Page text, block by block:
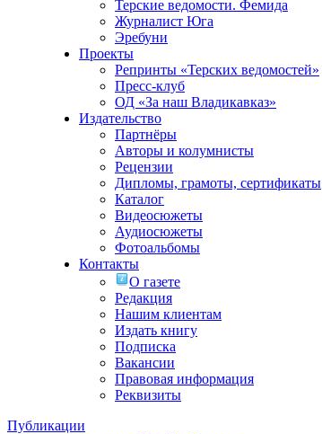
Терские ведомости. Фемида
Журналист Юга
Эребуни
Проекты
Репринты «Терских ведомостей»
Пресс-клуб
ОД «За наш Владикавказ»
Издательство
Партнёры
Авторы и колумнисты
Рецензии
Дипломы, грамоты, сертификаты
Каталог
Видеосюжеты
Аудиосюжеты
Фотоальбомы
Контакты
О газете
Редакция
Нашим клиентам
Издать книгу
Подписка
Вакансии
Правовая информация
Реквизиты
Публикации